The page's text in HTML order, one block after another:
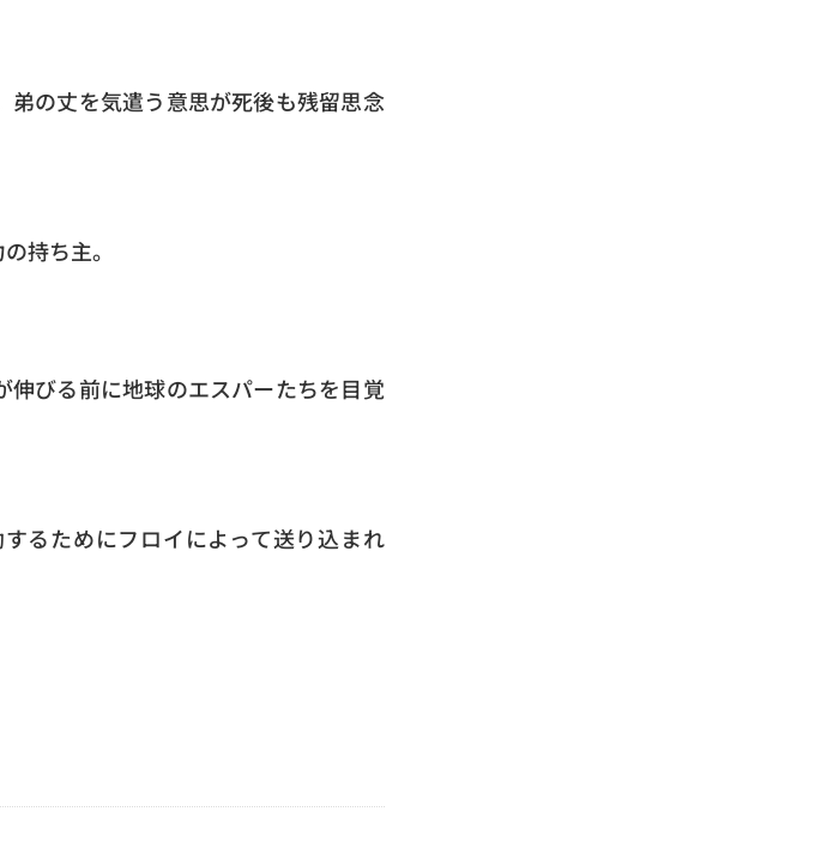
の丈を気遣う意思が死後も残留思念
持ち主。
びる前に地球のエスパーたちを目覚
るためにフロイによって送り込まれ